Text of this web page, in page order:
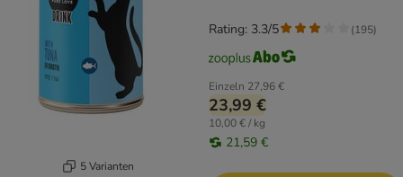
5 Varianten
Einzeln 27,96 €
23,99 €
10,00 € / kg
21,59 €
Rating: 3.3/5 (195)